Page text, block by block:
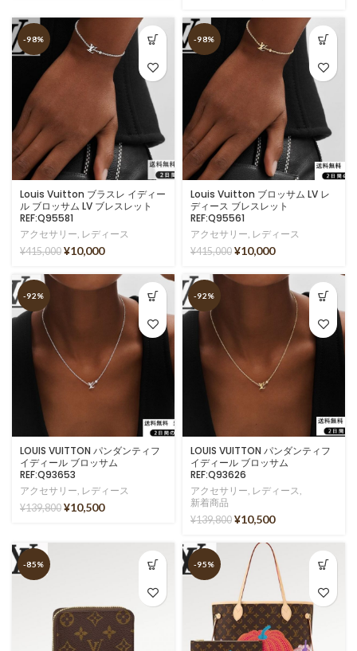
-98%
Louis Vuitton ブラスレ イディー
ル ブロッサム LV ブレスレット
REF:Q95581
アクセサリー, レディース
¥415,000 ¥10,000
-98%
Louis Vuitton ブロッサム LV レ
ディース ブレスレット
REF:Q95561
アクセサリー, レディース
¥415,000 ¥10,000
-92%
LOUIS VUITTON パンダンティフ
イディール ブロッサム
REF:Q93653
アクセサリー, レディース
¥139,800 ¥10,500
-92%
LOUIS VUITTON パンダンティフ
イディール ブロッサム
REF:Q93626
アクセサリー, レディース,
新着商品
¥139,800 ¥10,500
-85% -95%